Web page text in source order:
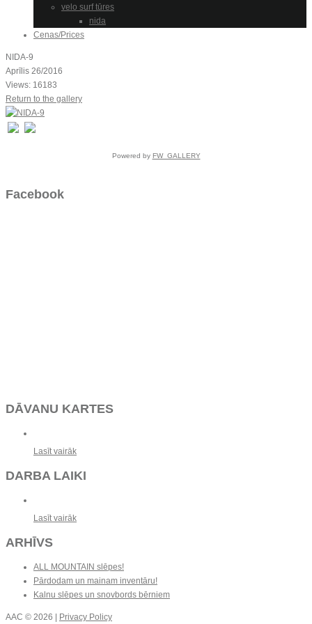
velo surf tūres
nida
Cenas/Prices
NIDA-9
Aprīlis 26/2016
Views: 16183
Return to the gallery
Powered by FW_GALLERY
Facebook
DĀVANU KARTES
Lasīt vairāk
DARBA LAIKI
Lasīt vairāk
ARHĪVS
ALL MOUNTAIN slēpes!
Pārdodam un mainam inventāru!
Kalnu slēpes un snovbords bērniem
AAC © 2026 | Privacy Policy